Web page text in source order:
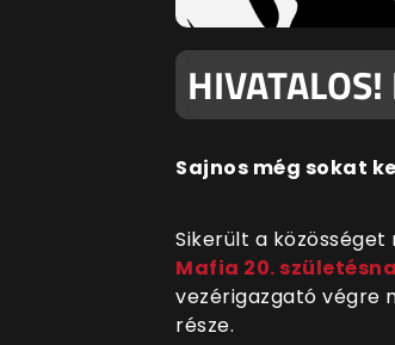
Sajnos még sokat
Sikerült a
Mafia 20.
vezérigazgató végre
része.